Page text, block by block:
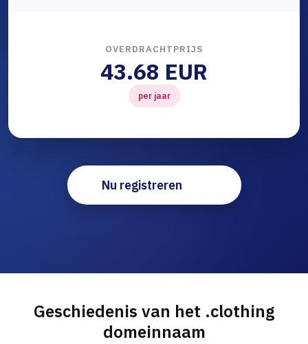
OVERDRACHTPRIJS
43.68 EUR
per jaar
Nu registreren
Geschiedenis van het .clothing
domeinnaam